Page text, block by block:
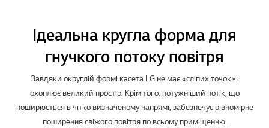
Ідеальна кругла форма для
гнучкого потоку повітря
Завдяки округлій формі касета LG не має «сліпих точок» і
охоплює великий простір. Крім того, потужніший потік, що
поширюється в чітко визначеному напрямі, забезпечує рівномірне
поширення свіжого повітря по всьому приміщенню.